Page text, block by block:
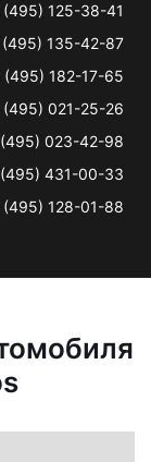
(495) 125-38-41
(495) 135-42-87
(495) 182-17-65
(495) 021-25-26
023-42-98
431-00-33
(495) 128-01-88